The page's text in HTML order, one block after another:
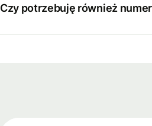
Czy potrzebuję również